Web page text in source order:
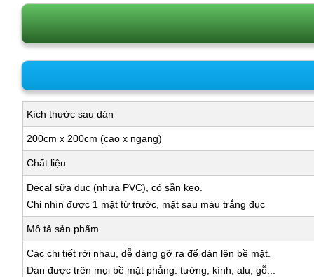
Kích thước sau dán
200cm x 200cm (cao x ngang)
Chất liệu
Decal sữa đục (nhựa PVC), có sẵn keo.
Chỉ nhìn được 1 mặt từ trước, mặt sau màu trắng đục
Mô tả sản phẩm
Các chi tiết rời nhau, dễ dàng gỡ ra để dán lên bề mặt.
Dán được trên mọi bề mặt phẳng: tường, kính, alu, gỗ...